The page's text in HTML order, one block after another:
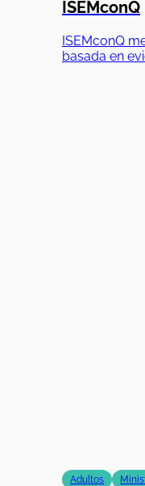
ISEMconQ
ISEMconQ
basada en
Adultos